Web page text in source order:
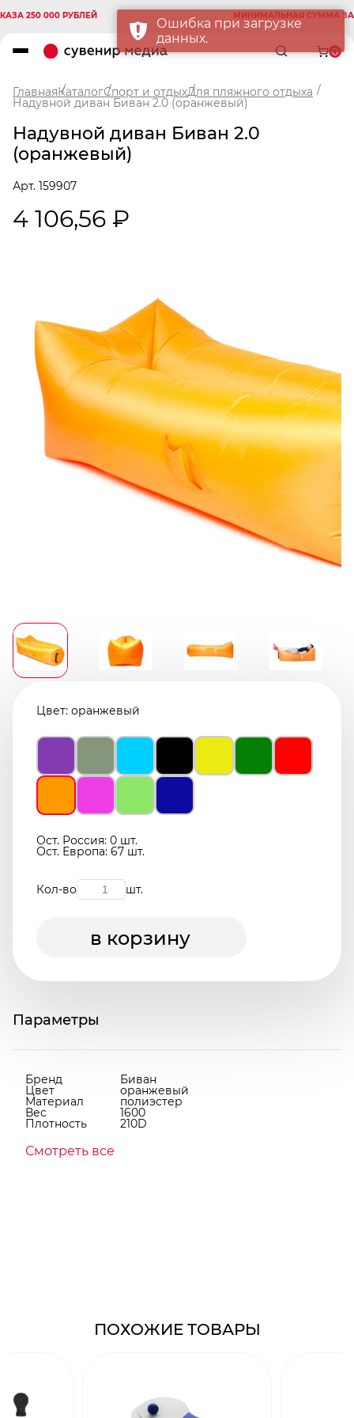
000 РУБЛЕЙ МИНИМАЛЬНАЯ СУММА
0
ГлавнаяКаталогСпорт и отдыхДля пляжного отдыха
Надувной диван Биван 2.0 (оранжевый)
Надувной диван Биван 2.0
(оранжевый)
Арт. 159907
4 106,56 ₽
Цвет: оранжевый
Ост. Россия: 0 шт.
Ост. Европа: 67 шт.
Кол-во шт.
в корзину
Параметры
Бренд Биван
Цвет оранжевый
Материал полиэстер
Вес 1600
Плотность 210D
Смотреть все
ПОХОЖИЕ ТОВАРЫ
Ошибка при загрузке
данных.